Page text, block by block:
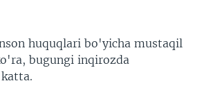
huquqlari bo'yicha mustaqil
bugungi inqirozda